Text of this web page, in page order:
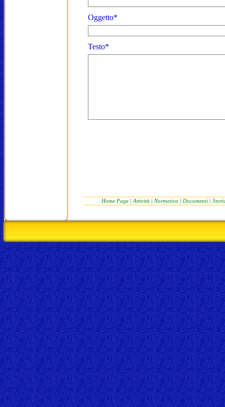
Oggetto*
Testo*
Home Page |Attività Normativa Documenti |